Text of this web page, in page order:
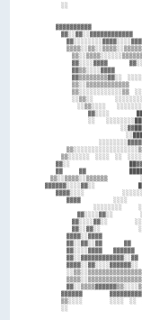
░░
▓▓▓▓▓▓▓▓▓▓
▓▓░░▓▓░░▓▓▓▓▓▓▓▓▓▓▓▓
▓▓░░░░▓▓▓▓
▓▓▒▒░░░░▓▓▓▓
▓▓▒▒▒▒▒▒▒▒▓▓░░
▒▒░░▒▒▒▒▒▒▒▒▒▒▒▒
▒▒░░░░░░░░░░░░▒▒
░░▒▒░░
░░▒▒░░░░
▓▓░░░░
░░
▒▒░░░░░░  ░░░░  ░░
▓▓░░
▓▓      ▓▓
▒▒░░▒▒▒▒░░▒▒▒▒▒▒
▓▓▓▓▓▓░░░░▓▓░░
▓▓▓▓░░░░
▓▓▓▓
▓▓░░░░▓▓░░
▓▓░░░░▓▓░░
▓▓░░▓▓░░
▓▓▓▓░░▓▓▓▓
▓▓░░▓▓░░▓▓
▓▓░░░░▓▓▓▓
▓▓▓▓▓▓
▒▒░░░░          ░░░░
░░